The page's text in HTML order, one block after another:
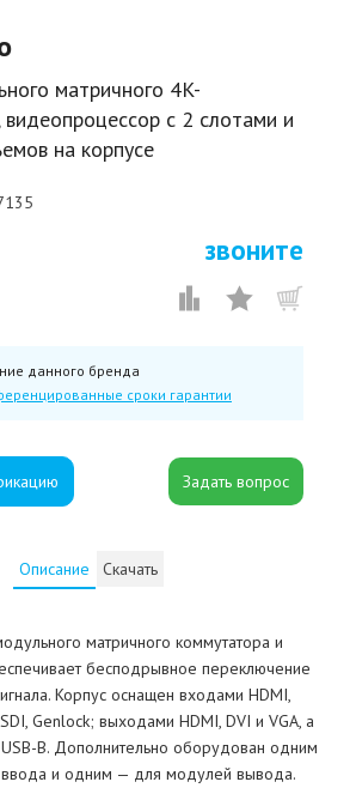
матричного 4K-
с 2 слотами и
на корпусе
звоните
данного бренда
сроки гарантии
Описание Скачать
матричного коммутатора и
бесподрывное переключение
Корпус оснащен входами HDMI,
Genlock; выходами HDMI, DVI и VGA, а
B. Дополнительно оборудован одним
и одним — для модулей вывода.